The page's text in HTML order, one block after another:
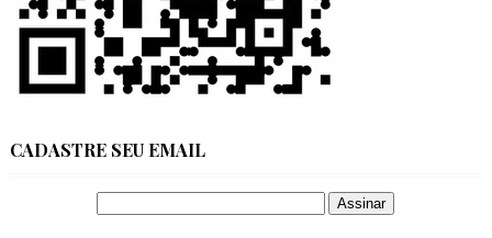
CADASTRE SEU EMAIL